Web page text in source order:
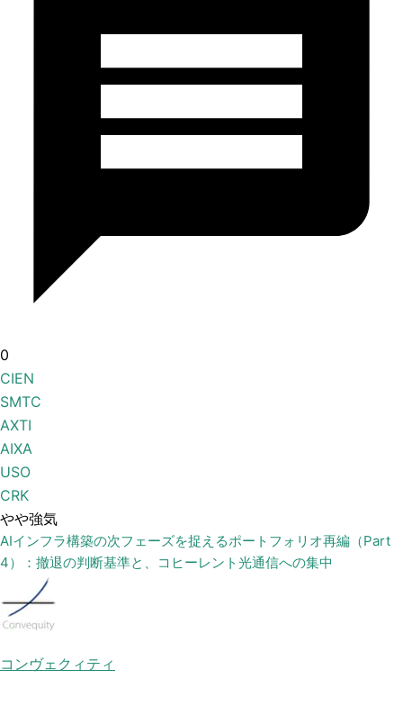
0
CIEN
SMTC
AXTI
AIXA
USO
CRK
やや強気
AIインフラ構築の次フェーズを捉えるポートフォリオ再編（Part
4）：撤退の判断基準と、コヒーレント光通信への集中
コンヴェクィティ